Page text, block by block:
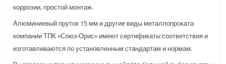
коррозии, простой монтаж.
Алюминиевый пруток 15 мм и другие виды металлопроката
компании ТПК «Союз-Орис» имеют сертификаты соответствия и
изготавливаются по установленным стандартам и нормам.